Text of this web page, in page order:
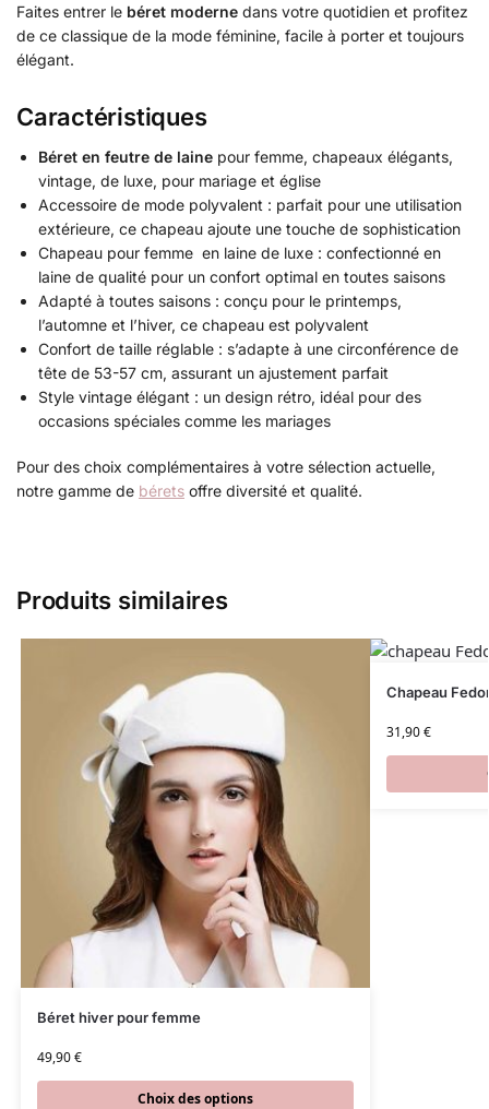
Faites entrer le béret moderne dans votre quotidien et profitez
de ce classique de la mode féminine, facile à porter et toujours
élégant.
Caractéristiques
Béret en feutre de laine pour femme, chapeaux élégants,
vintage, de luxe, pour mariage et église
Accessoire de mode polyvalent : parfait pour une utilisation
extérieure, ce chapeau ajoute une touche de sophistication
Chapeau pour femme en laine de luxe : confectionné en
laine de qualité pour un confort optimal en toutes saisons
Adapté à toutes saisons : conçu pour le printemps,
l’automne et l’hiver, ce chapeau est polyvalent
Confort de taille réglable : s’adapte à une circonférence de
tête de 53-57 cm, assurant un ajustement parfait
Style vintage élégant : un design rétro, idéal pour des
occasions spéciales comme les mariages
Pour des choix complémentaires à votre sélection actuelle,
notre gamme de bérets offre diversité et qualité.
Produits similaires
Béret hiver pour femme
49,90€
Choix des options
Chapeau
31,90€